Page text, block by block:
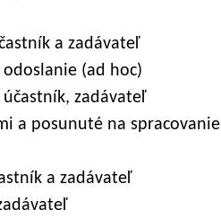
a zadávateľ
(ad hoc)
zadávateľ
a posunuté na spracovanie
a zadávateľ